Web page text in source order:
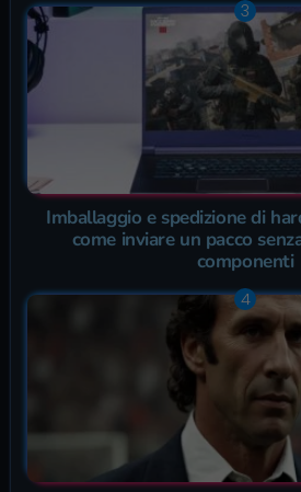
Imballaggio e spedizione di
come inviare un pacco
componenti